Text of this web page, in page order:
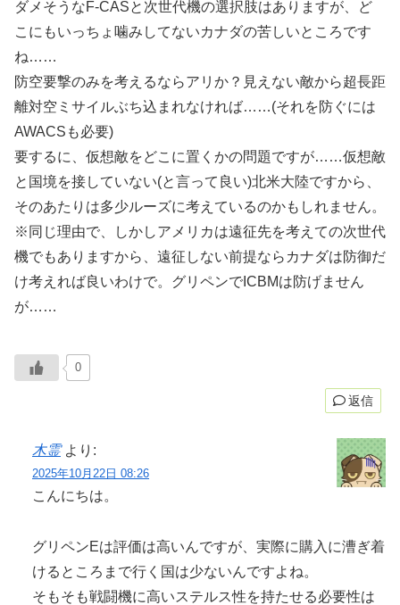
ダメそうなF-CASと次世代機の選択肢はありますが、ど
こにもいっちょ噛みしてないカナダの苦しいところです
ね……
防空要撃のみを考えるならアリか？見えない敵から超長距
離対空ミサイルぶち込まれなければ……(それを防ぐには
AWACSも必要)
要するに、仮想敵をどこに置くかの問題ですが……仮想敵
と国境を接していない(と言って良い)北米大陸ですから、
そのあたりは多少ルーズに考えているのかもしれません。
※同じ理由で、しかしアメリカは遠征先を考えての次世代
機でもありますから、遠征しない前提ならカナダは防御だ
け考えれば良いわけで。グリペンでICBMは防げません
が……
0
返信
木霊 より:
2025年10月22日 08:26
こんにちは。
グリペンEは評価は高いんですが、実際に購入に漕ぎ着
けるところまで行く国は少ないんですよね。
そもそも戦闘機に高いステルス性を持たせる必要性は